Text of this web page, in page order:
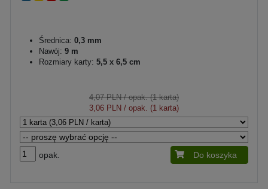
Średnica: 0,3 mm
Nawój: 9 m
Rozmiary karty: 5,5 x 6,5 cm
4,07 PLN/ opak. (1 karta)
3,06 PLN / opak. (1 karta)
opak. Do koszyka